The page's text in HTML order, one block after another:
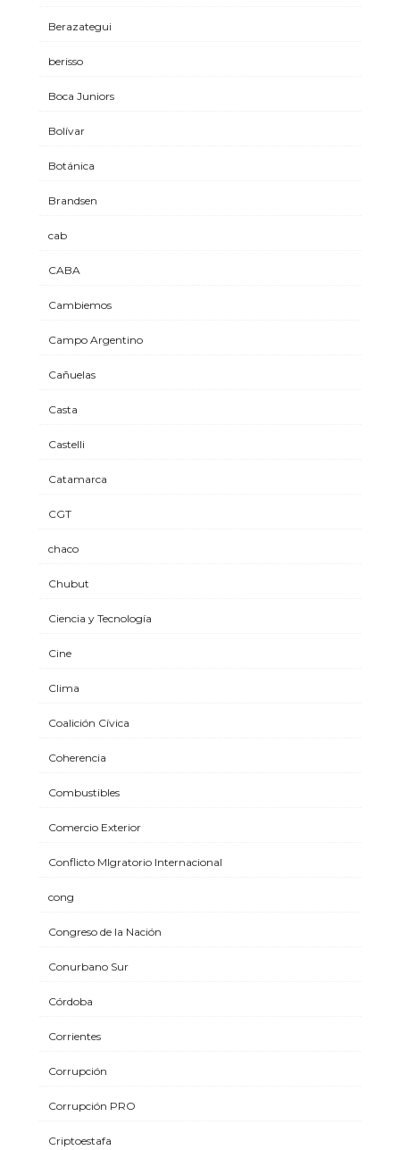
Berazategui
berisso
Boca Juniors
Bolívar
Botánica
Brandsen
cab
CABA
Cambiemos
Campo Argentino
Cañuelas
Casta
Castelli
Catamarca
CGT
chaco
Chubut
Ciencia y Tecnología
Cine
Clima
Coalición Cívica
Coherencia
Combustibles
Comercio Exterior
Conflicto MIgratorio Internacional
cong
Congreso de la Nación
Conurbano Sur
Córdoba
Corrientes
Corrupción
Corrupción PRO
Criptoestafa